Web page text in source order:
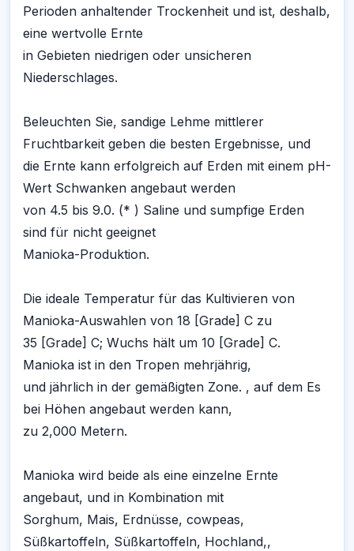
Perioden anhaltender Trockenheit und ist, deshalb,
eine wertvolle Ernte
in Gebieten niedrigen oder unsicheren
Niederschlages.
Beleuchten Sie, sandige Lehme mittlerer
Fruchtbarkeit geben die besten Ergebnisse, und
die Ernte kann erfolgreich auf Erden mit einem pH-
Wert Schwanken angebaut werden
von 4.5 bis 9.0. (* ) Saline und sumpfige Erden
sind für nicht geeignet
Manioka-Produktion.
Die ideale Temperatur für das Kultivieren von
Manioka-Auswahlen von 18 [Grade] C zu
35 [Grade] C; Wuchs hält um 10 [Grade] C.
Manioka ist in den Tropen mehrjährig,
und jährlich in der gemäßigten Zone. , auf dem Es
bei Höhen angebaut werden kann,
zu 2,000 Metern.
Manioka wird beide als eine einzelne Ernte
angebaut, und in Kombination mit
Sorghum, Mais, Erdnüsse, cowpeas,
Süßkartoffeln, Süßkartoffeln, Hochland,,